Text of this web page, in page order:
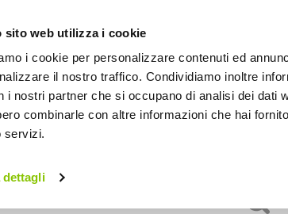
sito web utilizza i cookie
i cookie per personalizzare contenuti ed
il nostro traffico. Condividiamo inoltre
i nostri partner che si occupano di analisi dei dati
combinarle con altre informazioni che hai
servizi.
dettagli
OUTDOOR